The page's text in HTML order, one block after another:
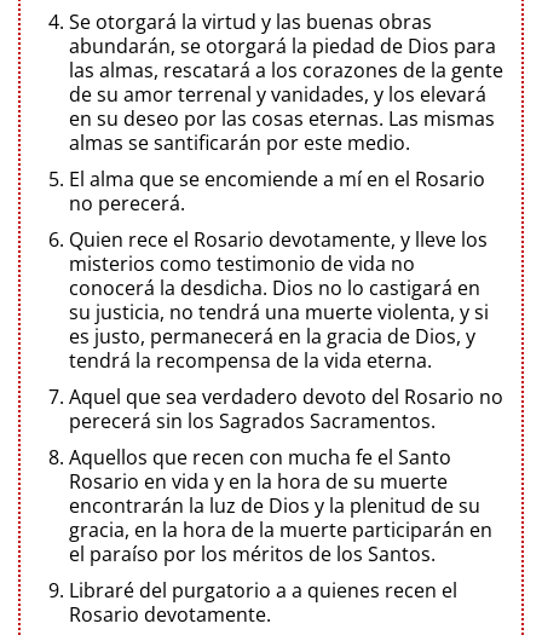
Se otorgará la virtud y las buenas obras
abundarán, se otorgará la piedad de Dios para
las almas, rescatará a los corazones de la gente
de su amor terrenal y vanidades, y los elevará
en su deseo por las cosas eternas. Las mismas
almas se santificarán por este medio.
El alma que se encomiende a mí en el Rosario
no perecerá.
Quien rece el Rosario devotamente, y lleve los
misterios como testimonio de vida no
conocerá la desdicha. Dios no lo castigará en
su justicia, no tendrá una muerte violenta, y si
es justo, permanecerá en la gracia de Dios, y
tendrá la recompensa de la vida eterna.
Aquel que sea verdadero devoto del Rosario no
perecerá sin los Sagrados Sacramentos.
Aquellos que recen con mucha fe el Santo
Rosario en vida y en la hora de su muerte
encontrarán la luz de Dios y la plenitud de su
gracia, en la hora de la muerte participarán en
el paraíso por los méritos de los Santos.
Libraré del purgatorio a a quienes recen el
Rosario devotamente.